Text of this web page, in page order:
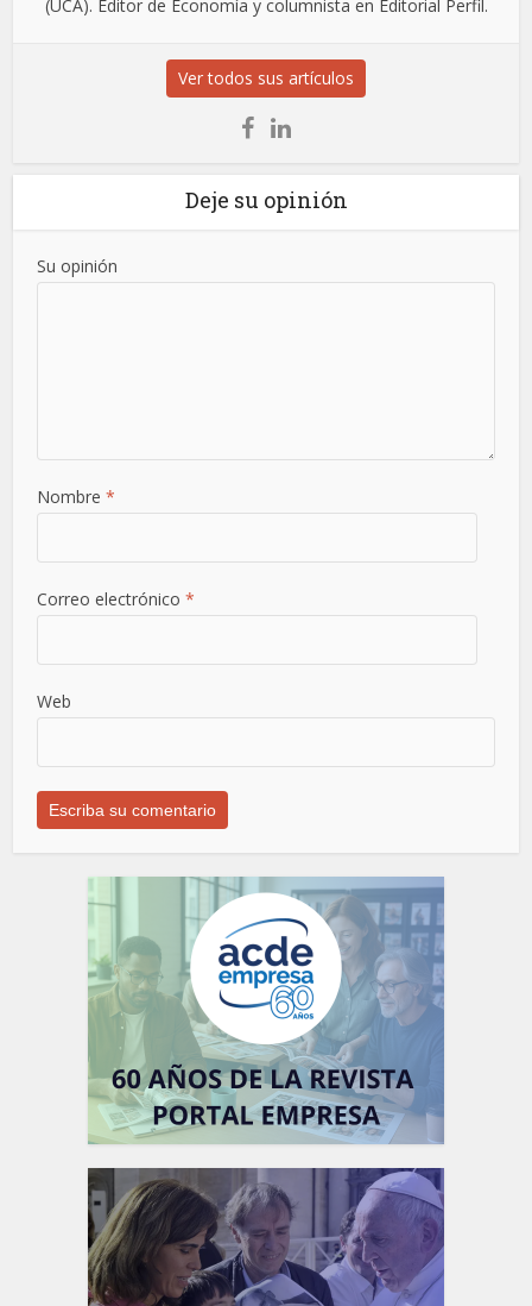
(UCA). Editor de Economía y columnista en Editorial Perfil.
Ver todos sus artículos
Deje su opinión
Su opinión
Nombre*
Correo electrónico*
Web